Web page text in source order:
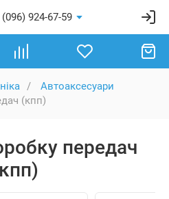
(096) 924-67-59
Автоаксесуари
(кпп)
передач